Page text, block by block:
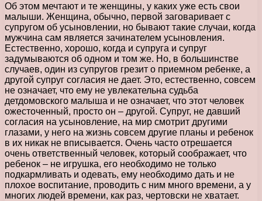
Об этом мечтают и те женщины, у каких уже есть свои
малыши. Женщина, обычно, первой заговаривает с
супругом об усыновлении, но бывают такие случаи, когда
мужчина сам является зачинателем усыновления.
Естественно, хорошо, когда и супруга и супруг
задумываются об одном и том же. Но, в большинстве
случаев, один из супругов грезит о приемном ребенке, а
другой супруг согласия не дает. Это, естественно, совсем
не означает, что ему не увлекательна судьба
детдомовского малыша и не означает, что этот человек
ожесточенный, просто он – другой. Супруг, не давший
согласия на усыновление, на мир смотрит другими
глазами, у него на жизнь совсем другие планы и ребенок
в их никак не вписывается. Очень часто отрешается
очень ответственный человек, который соображает, что
ребенок – не игрушка, его необходимо не только
подкармливать и одевать, ему необходимо дать и не
плохое воспитание, проводить с ним много времени, а у
многих людей времени, как раз, чертовски не хватает.